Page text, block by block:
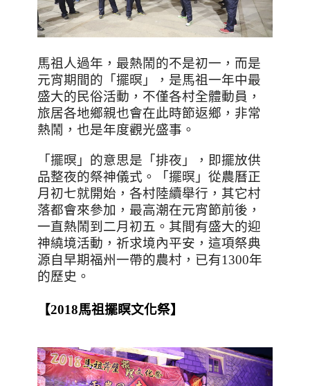
馬祖人過年，最熱鬧的不是初一，而是
元宵期間的「擺暝」，是馬祖一年中最
盛大的民俗活動，不僅各村全體動員，
旅居各地鄉親也會在此時節返鄉，非常
熱鬧，也是年度觀光盛事。
「擺暝」的意思是「排夜」，即擺放供
品整夜的祭神儀式。「擺暝」從農曆正
月初七就開始，各村陸續舉行，其它村
落都會來參加，最高潮在元宵節前後，
一直熱鬧到二月初五。其間有盛大的迎
神繞境活動，祈求境內平安，這項祭典
源自早期福州一帶的農村，已有1300年
的歷史。
【2018馬祖擺瞑文化祭】